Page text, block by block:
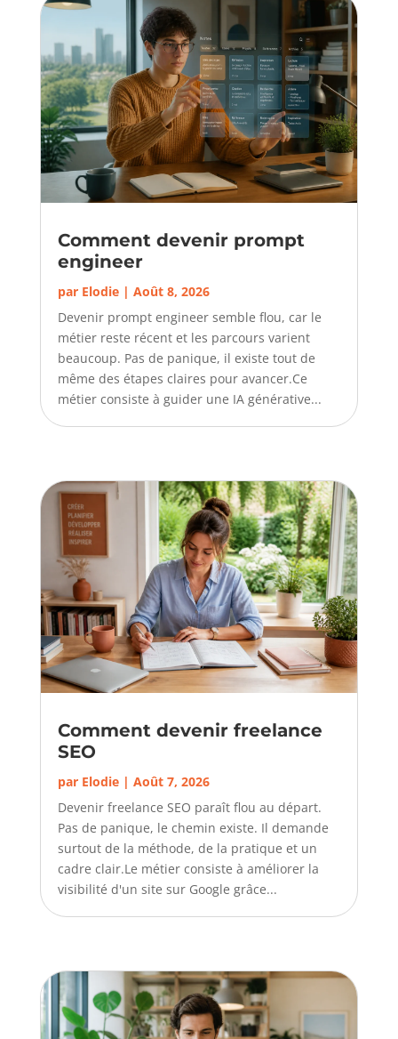
Comment devenir prompt
engineer
par Elodie| Août 8, 2026
Devenir prompt engineer semble flou, car le
métier reste récent et les parcours varient
beaucoup. Pas de panique, il existe tout de
même des étapes claires pour avancer.Ce
métier consiste à guider une IA générative...
Comment devenir freelance
SEO
par Elodie| Août 7, 2026
Devenir freelance SEO paraît flou au départ.
Pas de panique, le chemin existe. Il demande
surtout de la méthode, de la pratique et un
cadre clair.Le métier consiste à améliorer la
visibilité d'un site sur Google grâce...